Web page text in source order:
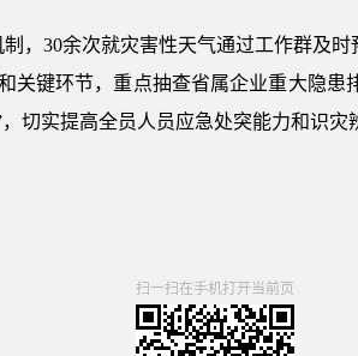
30余次就灾害性天气通过工作群及时
关键环节，重点抽查省属企业重大隐
切实提高全员人员应急处突能力和识
扫一扫在手机打开当前页